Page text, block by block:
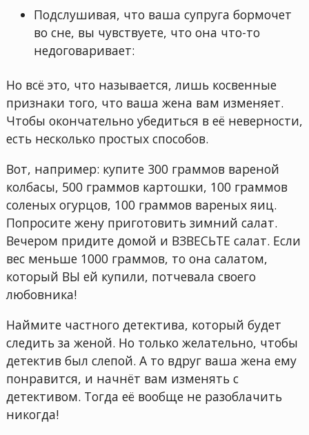
Подслушивая, что ваша супруга бормочет
во сне, вы чувствуете, что она что-то
недоговаривает:
Но всё это, что называется, лишь косвенные
признаки того, что ваша жена вам изменяет.
Чтобы окончательно убедиться в её неверности,
есть несколько простых способов.
Вот, например: купите 300 граммов вареной
колбасы, 500 граммов картошки, 100 граммов
соленых огурцов, 100 граммов вареных яиц.
Попросите жену приготовить зимний салат.
Вечером придите домой и ВЗВЕСЬТЕ салат. Если
вес меньше 1000 граммов, то она салатом,
который ВЫ ей купили, потчевала своего
любовника!
Наймите частного детектива, который будет
следить за женой. Но только желательно, чтобы
детектив был слепой. А то вдруг ваша жена ему
понравится, и начнёт вам изменять с
детективом. Тогда её вообще не разоблачить
никогда!